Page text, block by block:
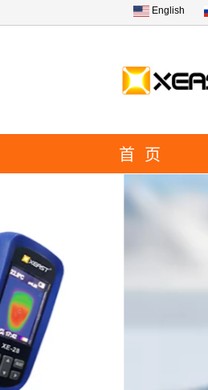
English
首 页